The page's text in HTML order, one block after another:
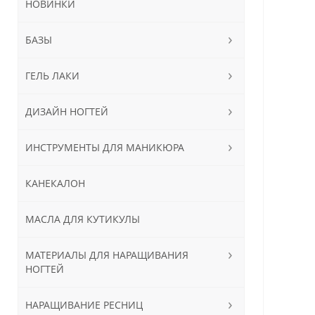
НОВИНКИ
БАЗЫ
ГЕЛЬ ЛАКИ
ДИЗАЙН НОГТЕЙ
ИНСТРУМЕНТЫ ДЛЯ МАНИКЮРА
КАНЕКАЛОН
МАСЛА ДЛЯ КУТИКУЛЫ
МАТЕРИАЛЫ ДЛЯ НАРАЩИВАНИЯ
НОГТЕЙ
НАРАЩИВАНИЕ РЕСНИЦ